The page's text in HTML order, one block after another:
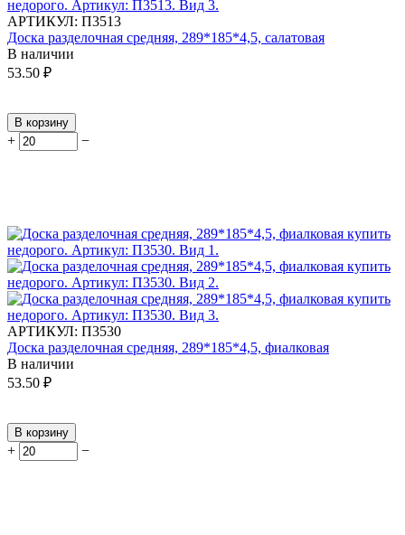
АРТИКУЛ: П3513
Доска разделочная средняя, 289*185*4,5, салатовая
В наличии
53.50 ₽
В корзину
+ −
АРТИКУЛ: П3530
Доска разделочная средняя, 289*185*4,5, фиалковая
В наличии
53.50 ₽
В корзину
+ −